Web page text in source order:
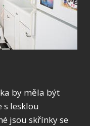
by měla být
s lesklou
jsou skřínky se